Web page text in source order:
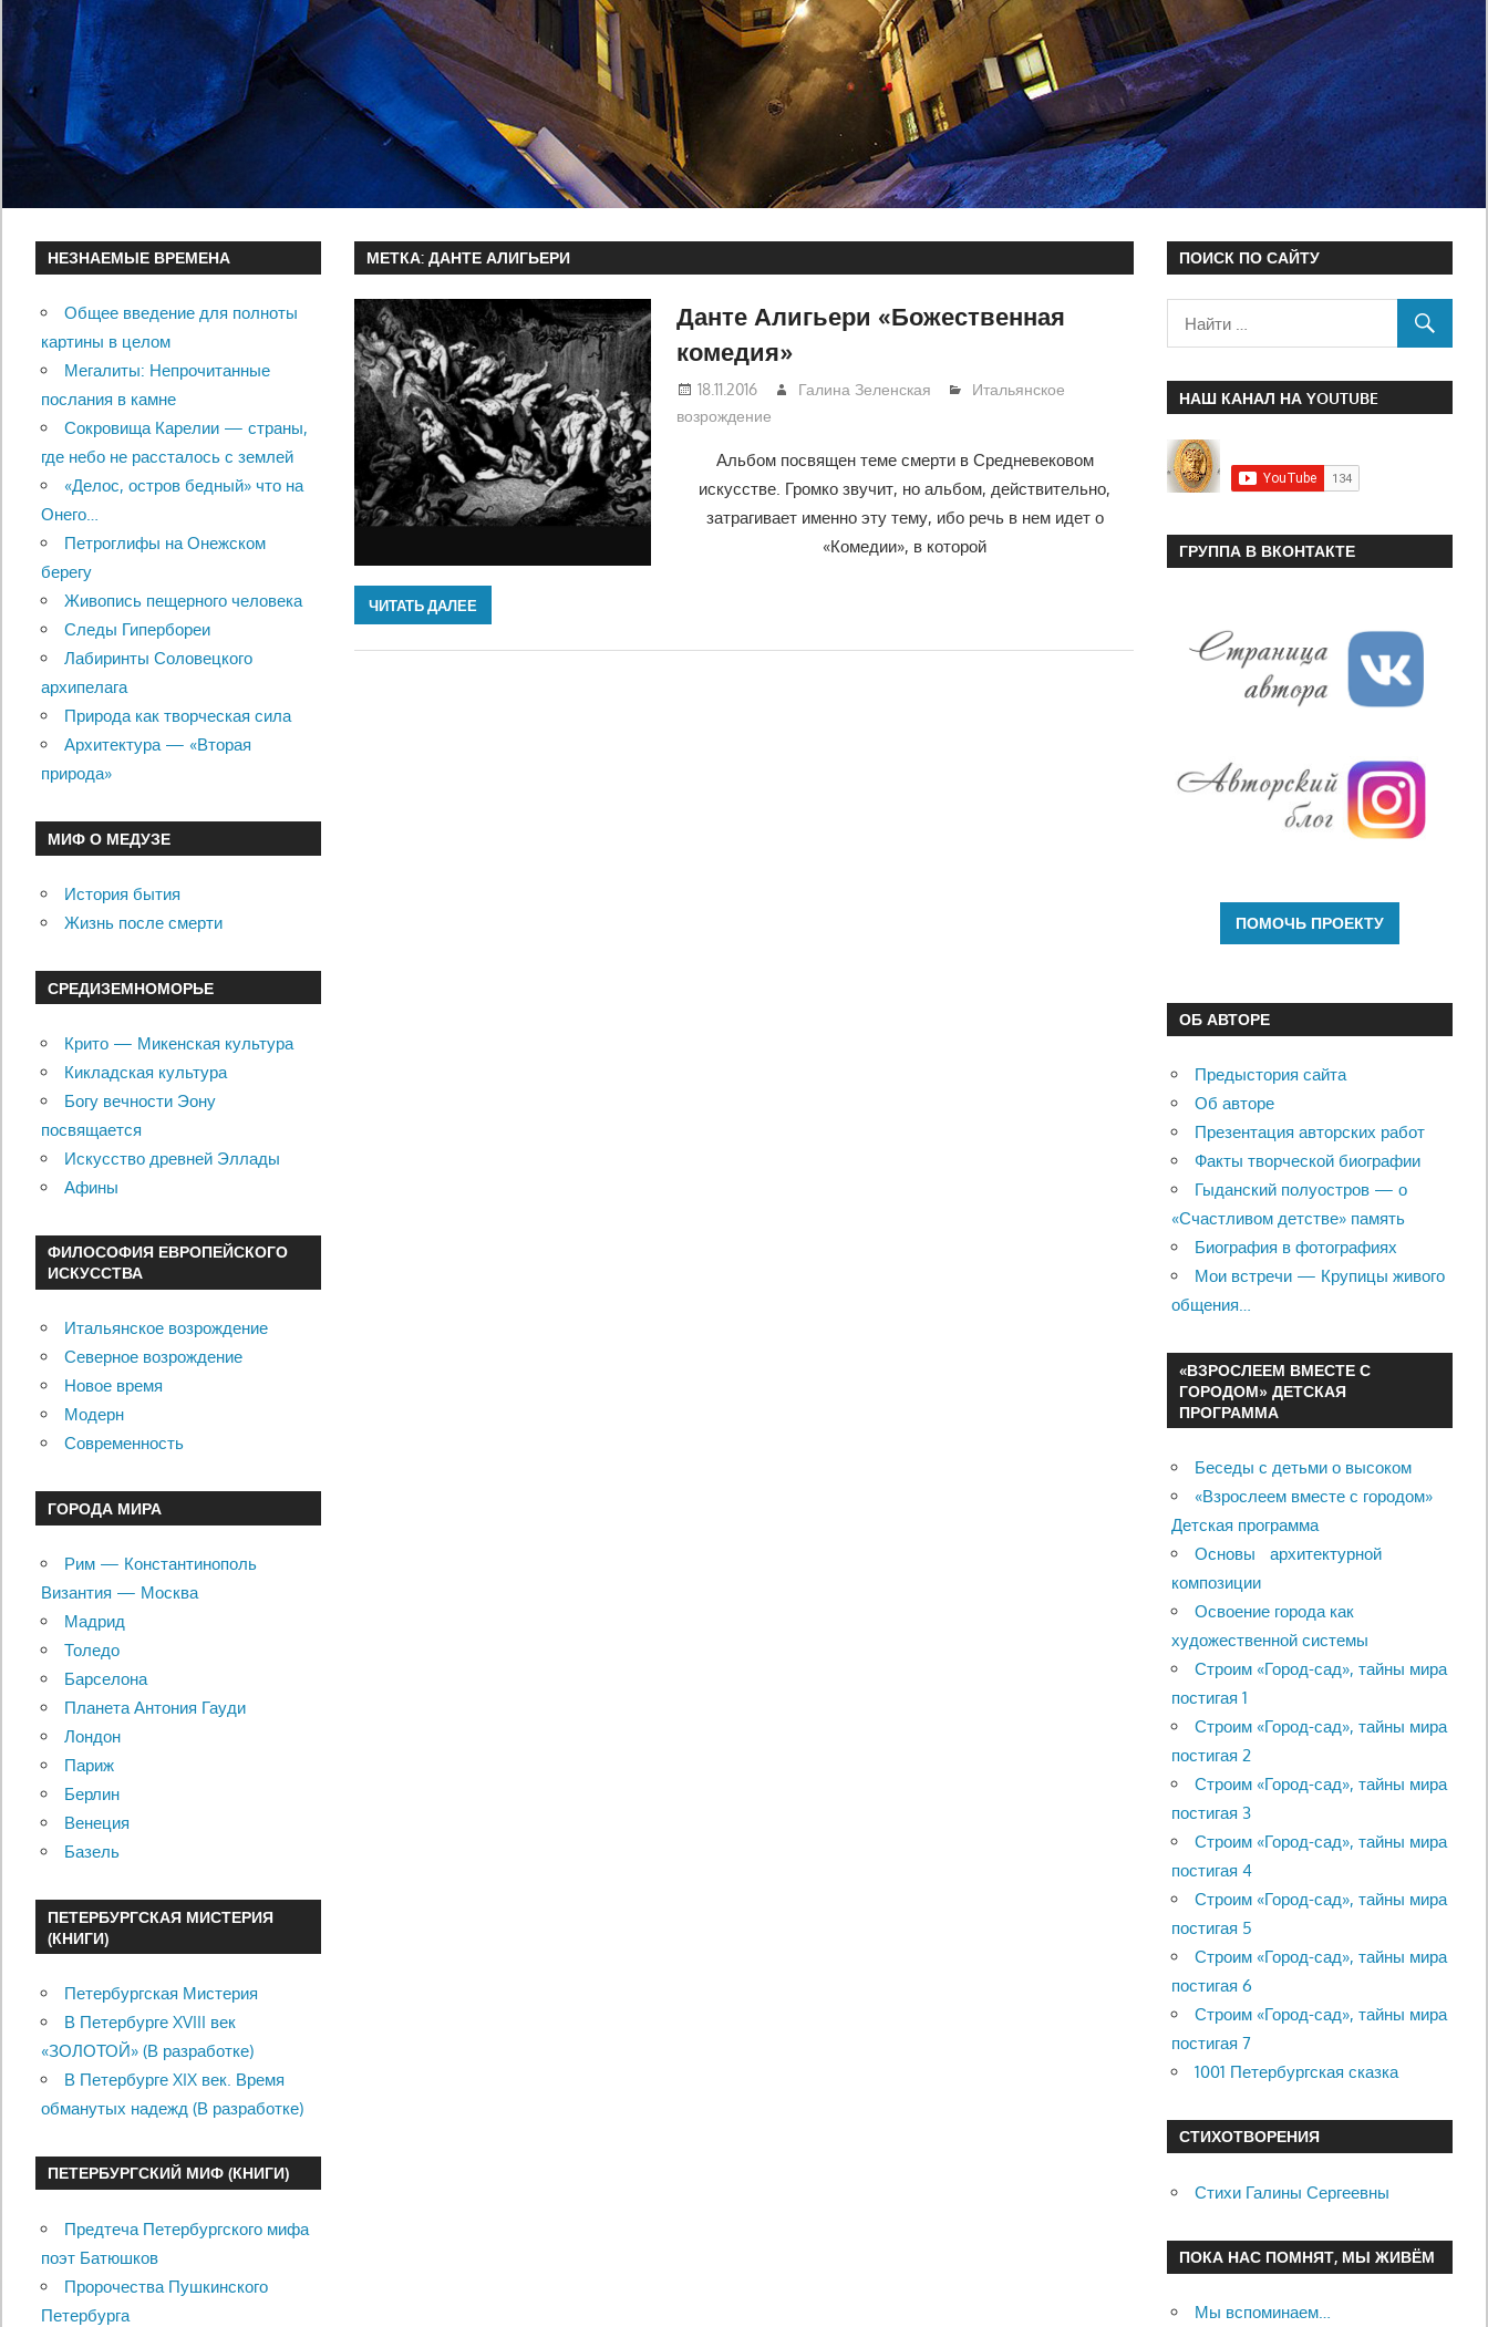
МЕТКА:ДАНТЕ АЛИГЬЕРИ
Данте Алигьери «Божественная
комедия»
18.11.2016 Галина Зеленская
Итальянское
возрождение
Альбом посвящен теме смерти в Средневековом
искусстве. Громко звучит, но альбом, действительно,
затрагивает именно эту тему, ибо речь в нем идет о
«Комедии», в которой
ЧИТАТЬ ДАЛЕЕ
НЕЗНАЕМЫЕ ВРЕМЕНА
Общее введение для полноты
картины в целом
Мегалиты: Непрочитанные
послания в камне
Сокровища Карелии — страны,
где небо не рассталось с землей
«Делос, остров бедный» что на
Онего…
Петроглифы на Онежском
берегу
Живопись пещерного человека
Следы Гипербореи
Лабиринты Соловецкого
архипелага
Природа как творческая сила
Архитектура — «Вторая
природа»
МИФ О МЕДУЗЕ
История бытия
Жизнь после смерти
СРЕДИЗЕМНОМОРЬЕ
Крито — Микенская культура
Кикладская культура
Богу вечности Эону
посвящается
Искусство древней Эллады
Афины
ФИЛОСОФИЯ ЕВРОПЕЙСКОГО
ИСКУССТВА
Итальянское возрождение
Северное возрождение
Новое время
Модерн
Современность
ГОРОДА МИРА
Рим — Константинополь
Византия — Москва
Мадрид
Толедо
Барселона
Планета Антония Гауди
Лондон
Париж
Берлин
Венеция
Базель
ПЕТЕРБУРГСКАЯ МИСТЕРИЯ
(КНИГИ)
Петербургская Мистерия
В Петербурге XVIII век
«ЗОЛОТОЙ» (В разработке)
В Петербурге XIX век. Время
обманутых надежд (В разработке)
ПЕТЕРБУРГСКИЙ МИФ (КНИГИ)
Предтеча Петербургского мифа
поэт Батюшков
Пророчества Пушкинского
Петербурга
ПОИСК ПО САЙТУ
НАШ КАНАЛ НА YOUTUBE
ГРУППА В ВКОНТАКТЕ
ОБ АВТОРЕ
Предыстория сайта
Об авторе
Презентация авторских работ
Факты творческой биографии
Гыданский полуостров — о
«Счастливом детстве» память
Биография в фотографиях
Мои встречи — Крупицы живого
общения…
«ВЗРОСЛЕЕМ ВМЕСТЕ С
ГОРОДОМ» ДЕТСКАЯ
ПРОГРАММА
Беседы с детьми о высоком
«Взрослеем вместе с городом»
Детская программа
Основы архитектурной
композиции
Освоение города как
художественной системы
Строим «Город-сад», тайны мира
постигая 1
Строим «Город-сад», тайны мира
постигая 2
Строим «Город-сад», тайны мира
постигая 3
Строим «Город-сад», тайны мира
постигая 4
Строим «Город-сад», тайны мира
постигая 5
Строим «Город-сад», тайны мира
постигая 6
Строим «Город-сад», тайны мира
постигая 7
1001 Петербургская сказка
СТИХОТВОРЕНИЯ
Стихи Галины Сергеевны
ПОКА НАС ПОМНЯТ, МЫ ЖИВЁМ
Мы вспоминаем…